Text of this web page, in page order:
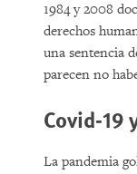
1984 y 2008
derechos
una sentencia
parecen no
Covid-19
La pandemia